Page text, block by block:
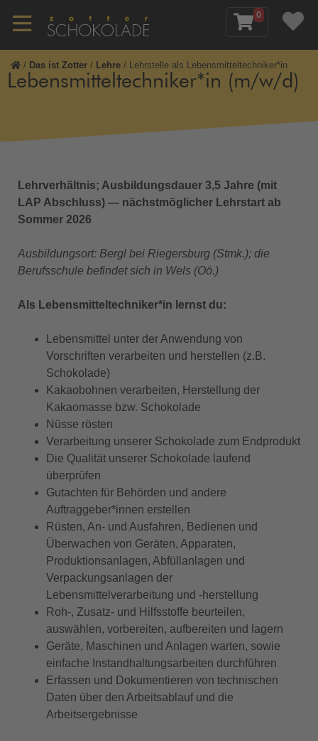
0
/ Das ist Zotter / Lehre / Lehrstelle als Lebensmitteltechniker*in
Lebensmitteltechniker*in (m/w/d)
Lehrverhältnis; Ausbildungsdauer 3,5 Jahre (mit
LAP Abschluss) — nächstmöglicher Lehrstart ab
Sommer 2026
Ausbildungsort: Bergl bei Riegersburg (Stmk.); die
Berufsschule befindet sich in Wels (Oö.)
Als Lebensmitteltechniker*in lernst du:
Lebensmittel unter der Anwendung von
Vorschriften verarbeiten und herstellen (z.B.
Schokolade)
Kakaobohnen verarbeiten, Herstellung der
Kakaomasse bzw. Schokolade
Nüsse rösten
Verarbeitung unserer Schokolade zum Endprodukt
Die Qualität unserer Schokolade laufend
überprüfen
Gutachten für Behörden und andere
Auftraggeber*innen erstellen
Rüsten, An- und Ausfahren, Bedienen und
Überwachen von Geräten, Apparaten,
Produktionsanlagen, Abfüllanlagen und
Verpackungsanlagen der
Lebensmittelverarbeitung und -herstellung
Roh-, Zusatz- und Hilfsstoffe beurteilen,
auswählen, vorbereiten, aufbereiten und lagern
Geräte, Maschinen und Anlagen warten, sowie
einfache Instandhaltungsarbeiten durchführen
Erfassen und Dokumentieren von technischen
Daten über den Arbeitsablauf und die
Arbeitsergebnisse